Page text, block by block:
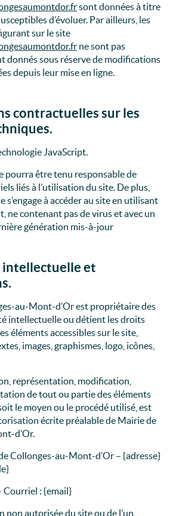
sont données à titre
d’évoluer. Par ailleurs, les
sur le site
ne sont pas
donnés sous réserve de modifications
depuis leur mise en ligne.
contractuelles sur les
JavaScript.
pourra être tenu responsable de
liés à l’utilisation du site. De plus,
s’engage à accéder au site en utilisant
ne contenant pas de virus et avec un
génération mis-à-jour
intellectuelle et
au-Mont-d’Or est propriétaire des
intellectuelle ou détient les droits
éléments accessibles sur le site,
images, graphismes, logo, icônes,
représentation, modification,
de tout ou partie des éléments
le moyen ou le procédé utilisé, est
écrite préalable de Mairie de
d’Or.
Collonges-au-Mont-d’Or – {adresse}
Courriel : {email}
non autorisée du site ou de l’un